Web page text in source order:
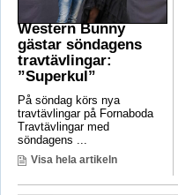
Western Bunny
gästar söndagens
travtävlingar:
”Superkul”
På söndag körs nya
travtävlingar på Fornaboda
Travtävlingar med
söndagens ...
Visa hela artikeln